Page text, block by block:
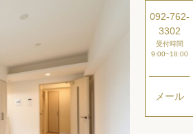
092-762-
3302
受付時間
9:00~18:00
メール